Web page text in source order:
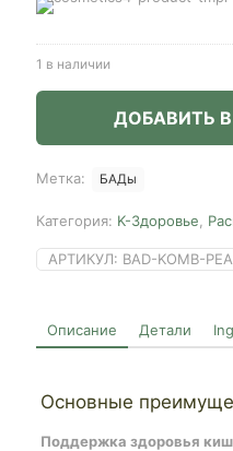
Описание Детали
Основные
Поддержка здоровья
1 в наличии
ДОБАВИТЬ
Метка: БАДы
Категория: K-Здоровье
АРТИКУЛ: BAD-KOMB-